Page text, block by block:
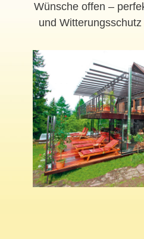
Wünsche offen –
und